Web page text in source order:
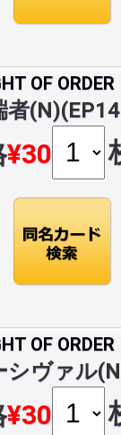
OF ORDER
者
¥30
OF ORDER
シヴァル
¥30